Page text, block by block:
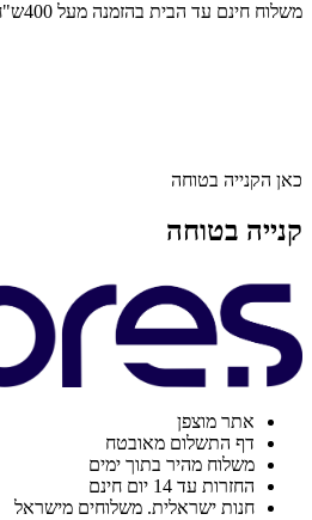
משלוח חינם עד הבית בהזמנה מעל 400ש"ח
כאן הקנייה בטוחה
קנייה בטוחה
אתר מוצפן
דף התשלום מאובטח
משלוח מהיר בתוך ימים
החזרות עד 14 יום חינם
חנות ישראלית. משלוחים מישראל